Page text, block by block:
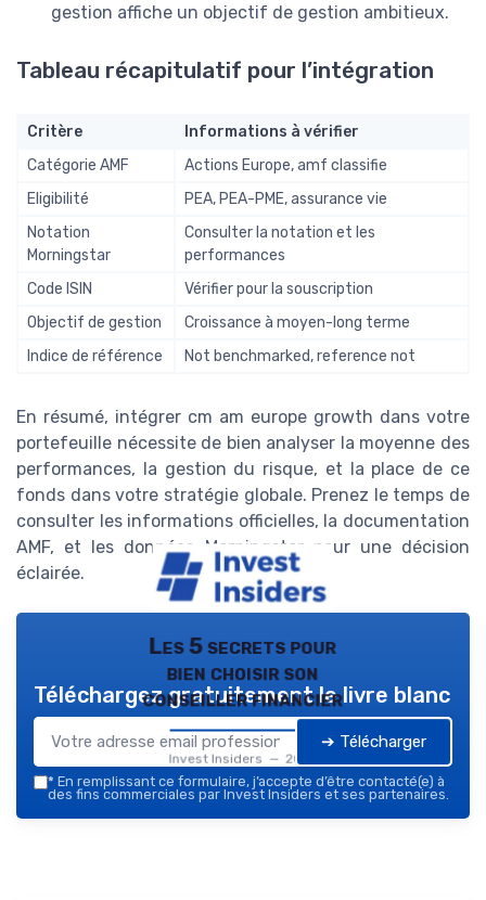
gestion affiche un objectif de gestion ambitieux.
Tableau récapitulatif pour l’intégration
Critère
Informations à vérifier
Catégorie AMF
Actions Europe, amf classifie
Eligibilité
PEA, PEA-PME, assurance vie
Notation
Morningstar
Consulter la notation et les
performances
Code ISIN
Vérifier pour la souscription
Objectif de gestion
Croissance à moyen-long terme
Indice de référence
Not benchmarked, reference not
En résumé, intégrer cm am europe growth dans votre
portefeuille nécessite de bien analyser la moyenne des
performances, la gestion du risque, et la place de ce
fonds dans votre stratégie globale. Prenez le temps de
consulter les informations officielles, la documentation
AMF, et les données Morningstar pour une décision
éclairée.
Les 5 secrets pour
bien choisir son
conseiller financier
Invest Insiders — 2026
Téléchargez gratuitement le livre blanc
➔ Télécharger
* En remplissant ce formulaire, j’accepte d’être contacté(e) à
des fins commerciales par Invest Insiders et ses partenaires.